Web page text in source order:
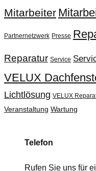
Mitarbeiter
Partnernetzwerk Presse
Reparatur Service
VELUX
Lichtlösung VELUX
Veranstaltung Wartung
Telefon
Rufen Sie uns für